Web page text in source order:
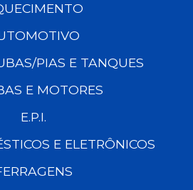
PIAS E TANQUES
E MOTORES
E.P.I.
E ELETRÔNICOS